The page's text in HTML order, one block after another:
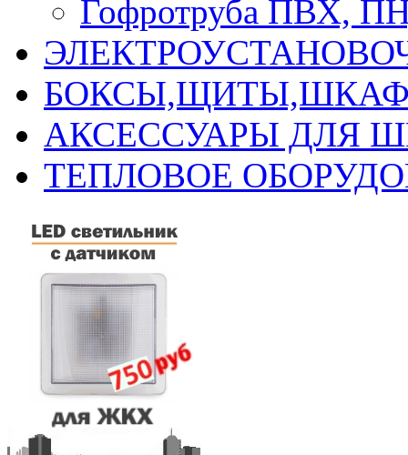
Гофротруба ПВХ,
АКСЕССУАРЫ ДЛЯ
ТЕПЛОВОЕ